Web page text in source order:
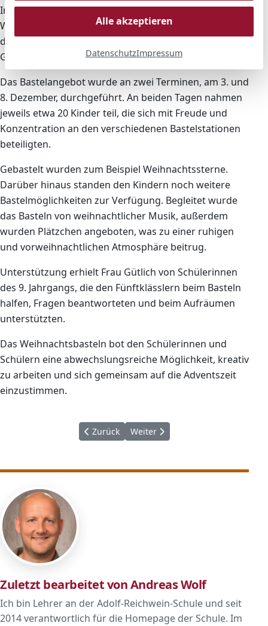
In der Adventszeit fand an unserer Schule ein
Weihnachtsbasteln für die Schülerinnen und Schüler
der 5. Klassen statt. Die Veranstaltung wurde von Frau
Gütlich organisiert und durchgeführt.
Das Bastelangebot wurde an zwei Terminen, am 3. und
8. Dezember, durchgeführt. An beiden Tagen nahmen
jeweils etwa 20 Kinder teil, die sich mit Freude und
Konzentration an den verschiedenen Bastelstationen
beteiligten.
Gebastelt wurden zum Beispiel Weihnachtssterne.
Darüber hinaus standen den Kindern noch weitere
Bastelmöglichkeiten zur Verfügung. Begleitet wurde
das Basteln von weihnachtlicher Musik, außerdem
wurden Plätzchen angeboten, was zu einer ruhigen
und vorweihnachtlichen Atmosphäre beitrug.
Unterstützung erhielt Frau Gütlich von Schülerinnen
des 9. Jahrgangs, die den Fünftklässlern beim Basteln
halfen, Fragen beantworteten und beim Aufräumen
unterstützten.
Das Weihnachtsbasteln bot den Schülerinnen und
Schülern eine abwechslungsreiche Möglichkeit, kreativ
zu arbeiten und sich gemeinsam auf die Adventszeit
einzustimmen.
Vorheriger Beitrag: Kreative Höhenflüge an
Zurück Nächster Beitrag: Neue
Weiter
Zuletzt bearbeitet von Andreas Wolf
Ich bin Lehrer an der Adolf-Reichwein-Schule und seit
2014 verantwortlich für die Homepage der Schule. Im
Alle akzeptieren
DatenschutzImpressum